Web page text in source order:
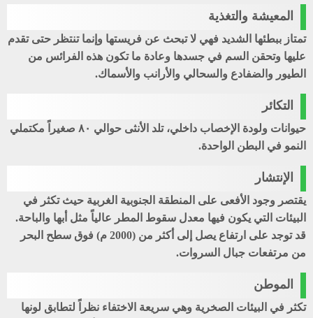
المعيشة والتغذية
تمتاز ببطئها الشديد فهي لا تبحث عن فريستها وإنما تنتظر حتى تقدم
عليها وتحقن السم في جسدها وعادة ما تكون هذه الفرائس من
الطيور والضفادع والسحالي والأرانب والأسماك.
التكائر
حيوانات ولودة الإخصاب داخلي، تلد الأنثى حوالي ۸۰ صغيراً مكتملي
النمو في البطن الواحدة.
الإنتشار
يقتصر وجود الأفعى على المنطقة الجنوبية الغربية حيث تكثر في
البيئات التي يكون فيها معدل سقوط المطر عالياً مثل أبها والباحة.
قد توجد على ارتفاع يصل إلى أكثر من (2000 م) فوق سطح البحر
من مرتفعات جبال السروات.
الموطن
تكثر في البيئات الصخرية وهي سريعة الاختفاء نظراً لتطابق لونها